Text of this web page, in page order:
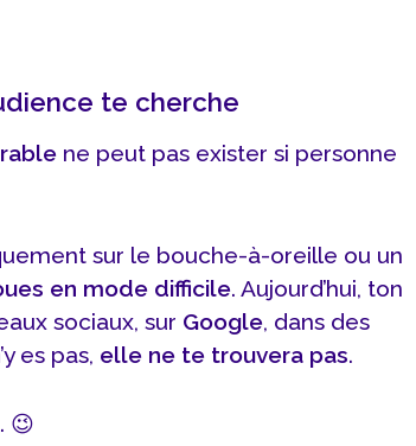
te cherche
ne peut pas exister si personne
sur le bouche-à-oreille ou un
en mode difficile. Aujourd’hui, ton
sociaux, sur Google, dans des
es pas, elle ne te trouvera pas.
😉